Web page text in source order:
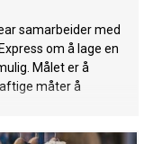
samarbeider med
om å lage en
Målet er å
måter å